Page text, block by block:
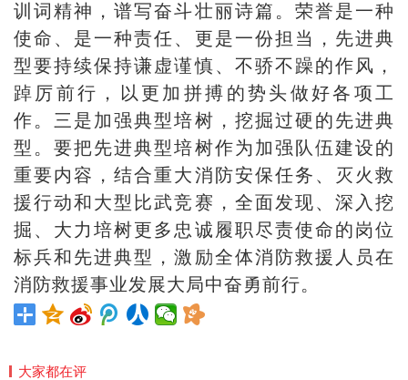
训词精神，谱写奋斗壮丽诗篇。荣誉是一种
使命、是一种责任、更是一份担当，先进典
型要持续保持谦虚谨慎、不骄不躁的作风，
踔厉前行，以更加拼搏的势头做好各项工
作。三是加强典型培树，挖掘过硬的先进典
型。要把先进典型培树作为加强队伍建设的
重要内容，结合重大消防安保任务、灭火救
援行动和大型比武竞赛，全面发现、深入挖
掘、大力培树更多忠诚履职尽责使命的岗位
标兵和先进典型，激励全体消防救援人员在
消防救援事业发展大局中奋勇前行。
大家都在评